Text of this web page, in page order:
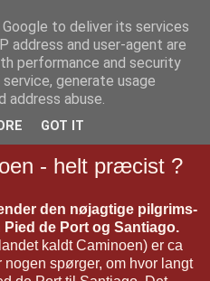
- helt præcist ?
den nøjagtige pilgrims-
de Port og Santiago.
kaldt Caminoen) er ca
spørger, om hvor langt
to deliver its services
address and user-agent are
performance and security
generate usage
abuse.
GOT IT